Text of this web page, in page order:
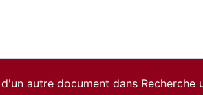
autre document dans Recherche